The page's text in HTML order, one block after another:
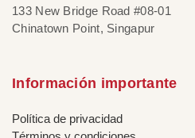
133 New Bridge Road #08-01
Chinatown Point, Singapur
Información importante
Política de privacidad